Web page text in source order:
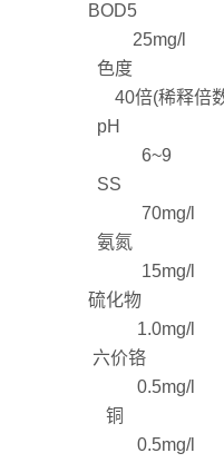
BOD5
25mg/l
色度
40倍(稀释倍
pH
6~9
SS
70mg/l
氨氮
15mg/l
硫化物
1.0mg/l
六价铬
0.5mg/l
铜
0.5mg/l